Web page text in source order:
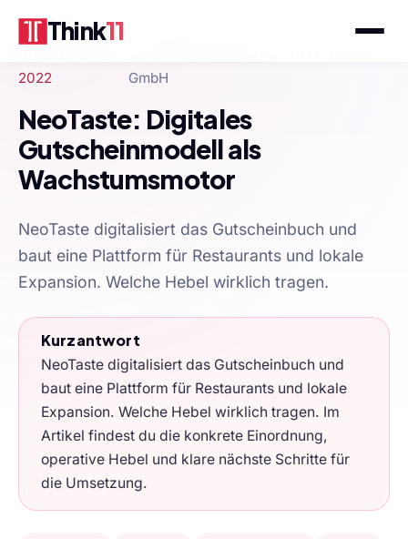
Think11
2022
GmbH
NeoTaste: Digitales
Gutscheinmodell als
Wachstumsmotor
NeoTaste digitalisiert das Gutscheinbuch und
baut eine Plattform für Restaurants und lokale
Expansion. Welche Hebel wirklich tragen.
Kurzantwort
NeoTaste digitalisiert das Gutscheinbuch und
baut eine Plattform für Restaurants und lokale
Expansion. Welche Hebel wirklich tragen. Im
Artikel findest du die konkrete Einordnung,
operative Hebel und klare nächste Schritte für
die Umsetzung.